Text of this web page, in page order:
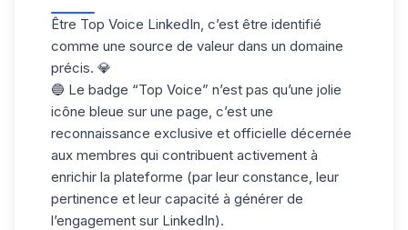
Être Top Voice LinkedIn, c’est être identifié
comme une source de valeur dans un domaine
précis. 💎
🔵 Le badge “Top Voice” n’est pas qu’une jolie
icône bleue sur une page, c’est une
reconnaissance exclusive et officielle décernée
aux membres qui contribuent activement à
enrichir la plateforme (par leur constance, leur
pertinence et leur capacité à générer de
l’engagement sur LinkedIn).